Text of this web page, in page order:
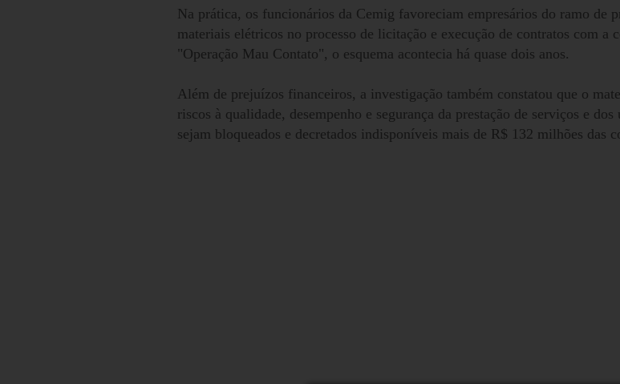
Na prática, os funcionários da Cemig favoreciam empresários do ramo de
materiais elétricos no processo de licitação e execução de contratos com a
"Operação Mau Contato", o esquema acontecia há quase dois anos.
Além de prejuízos financeiros, a investigação também constatou que o
riscos à qualidade, desempenho e segurança da prestação de serviços e
sejam bloqueados e decretados indisponíveis mais de R$ 132 milhões das